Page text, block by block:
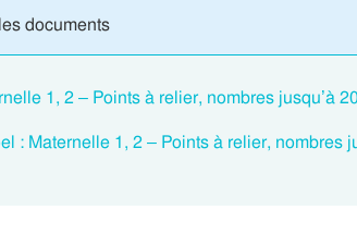
documents
1, 2 – Points à relier, nombres jusqu’à 20
: Maternelle 1, 2 – Points à relier, nombres